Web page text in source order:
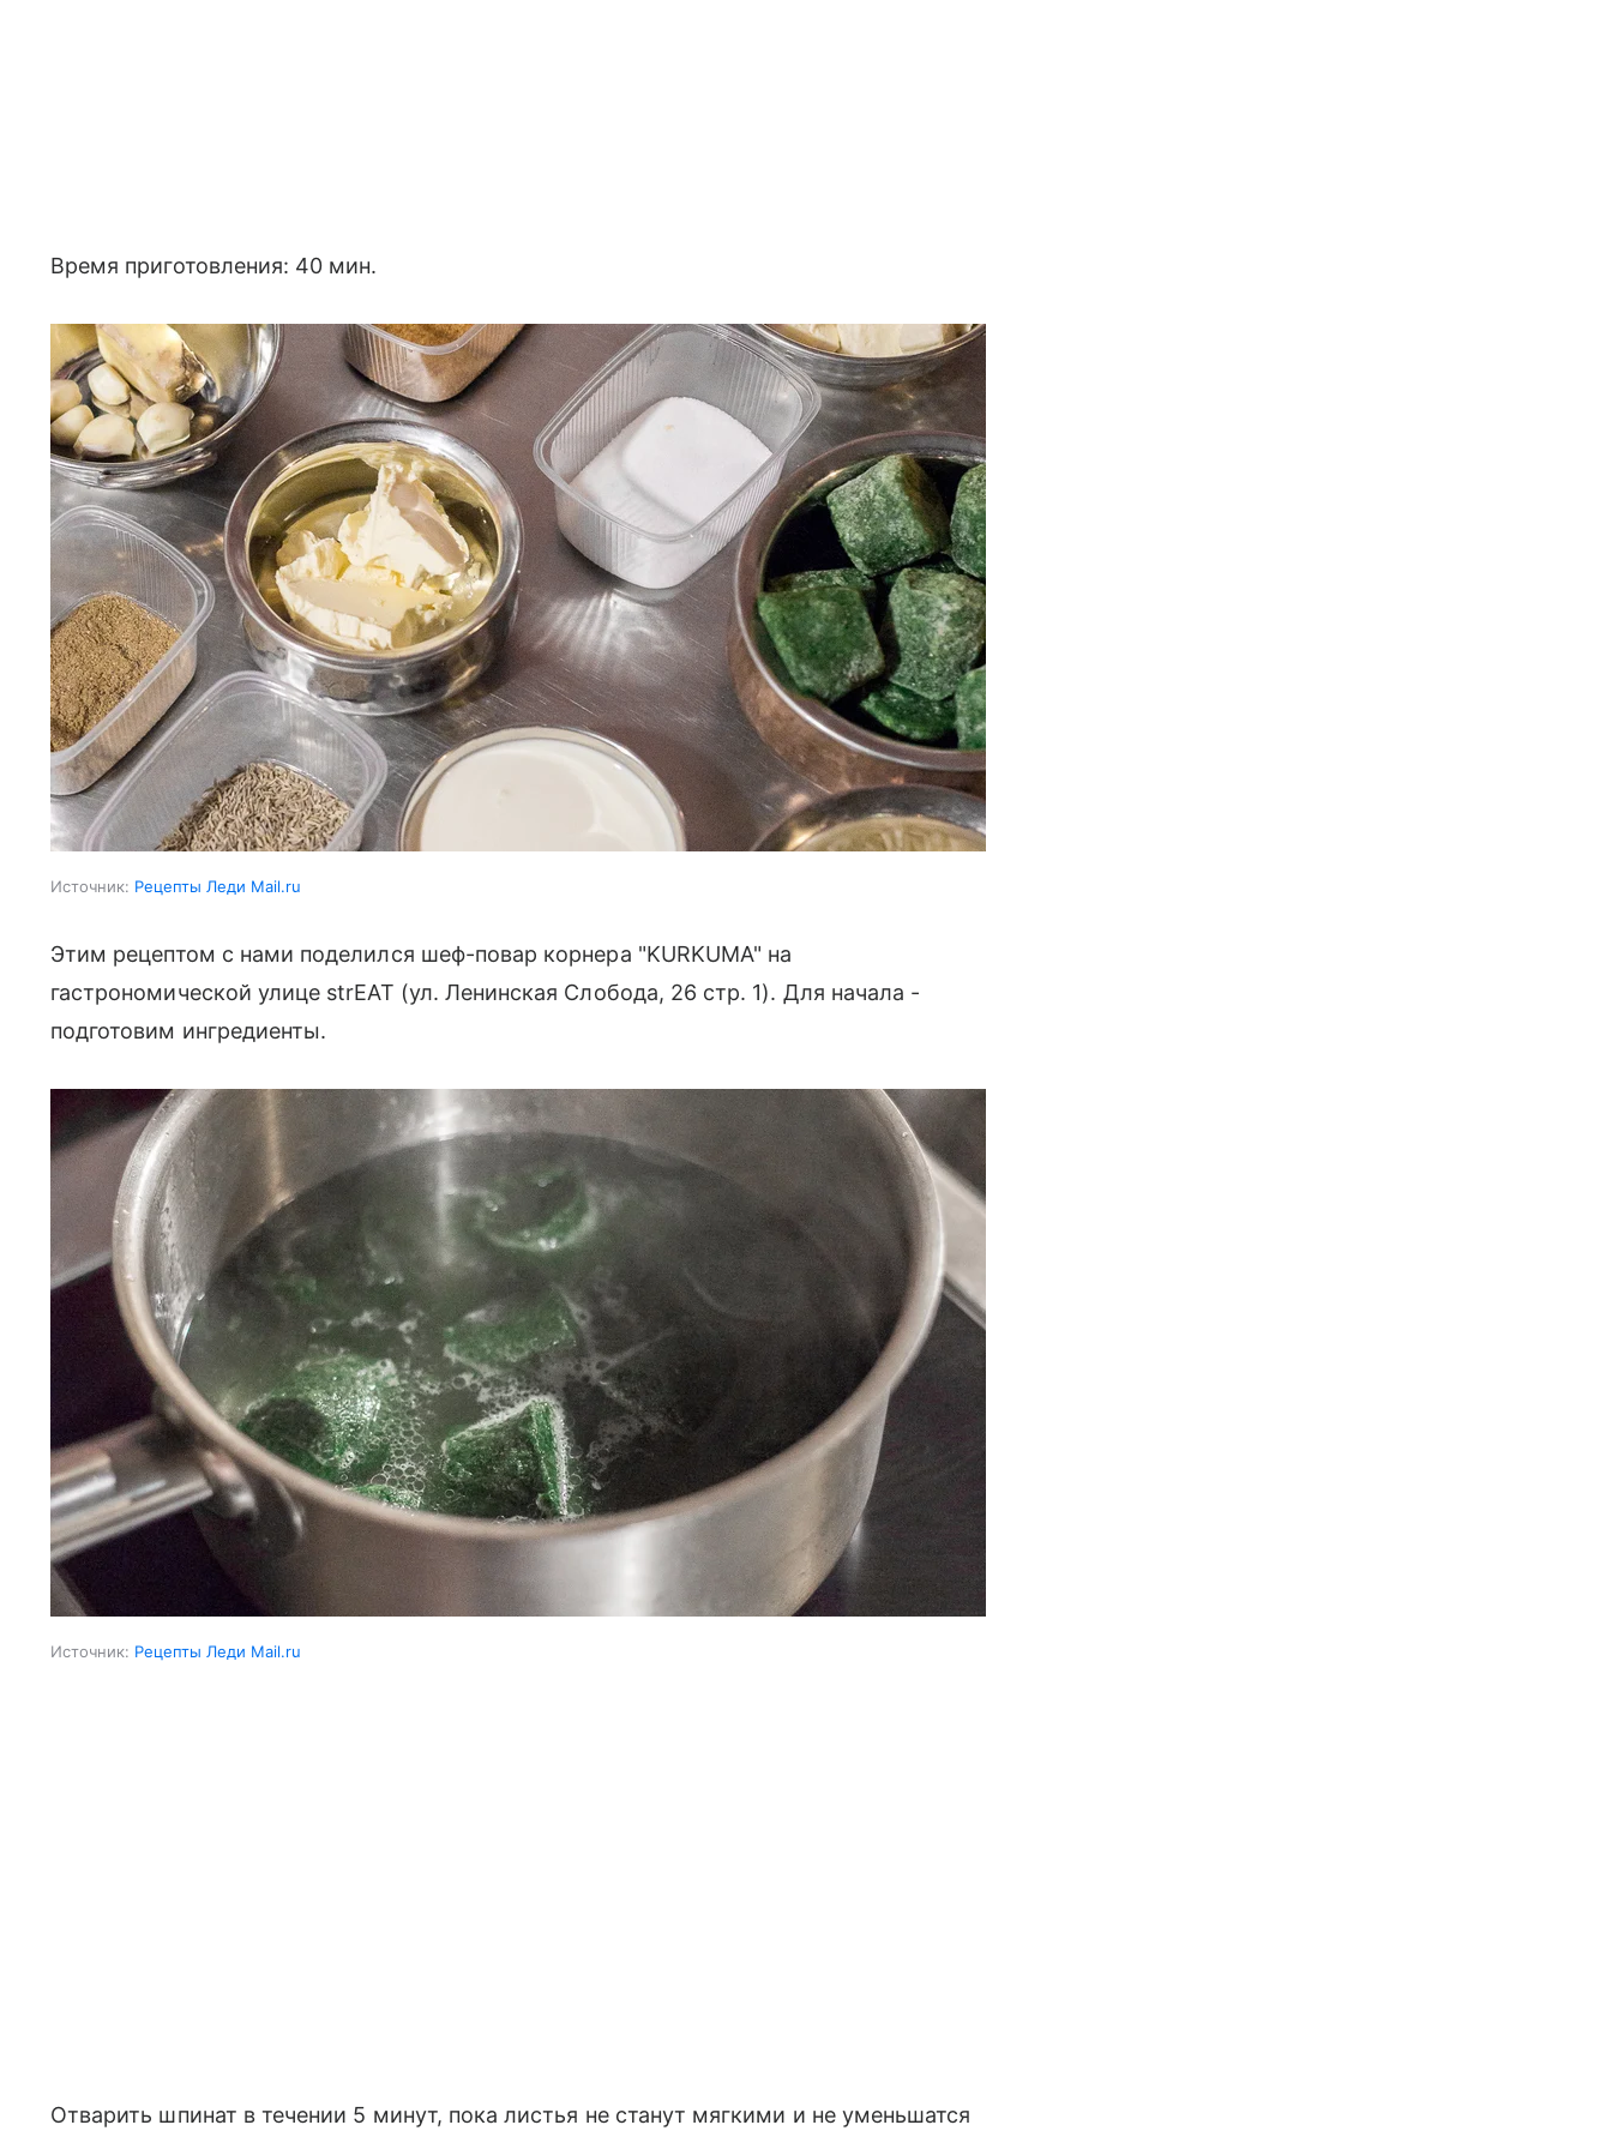
Время приготовления: 40 мин.
Источник: Рецепты Леди Mail.ru
Этим рецептом с нами поделился шеф-повар корнера "KURKUMA" на
гастрономической улице strEAT (ул. Ленинская Слобода, 26 стр. 1). Для начала -
подготовим ингредиенты.
Источник: Рецепты Леди Mail.ru
Отварить шпинат в течении 5 минут, пока листья не станут мягкими и не уменьшатся